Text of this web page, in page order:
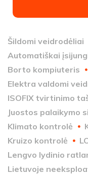
Šildomi veidrodėliai
Automatiškai
Borto kompiuteris
Elektra valdomi
ISOFIX tvirtinimo
Juostos palaikymo
Klimato kontrolė
Kruizo kontrolė
Lengvo lydinio
Lietuvoje